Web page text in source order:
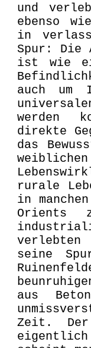
und
ebenso
in
Spur: Die
ist wie
auch um
werden
direkte
das
rurale
in
verlebten
seine
aus
Zeit.
eigentlich